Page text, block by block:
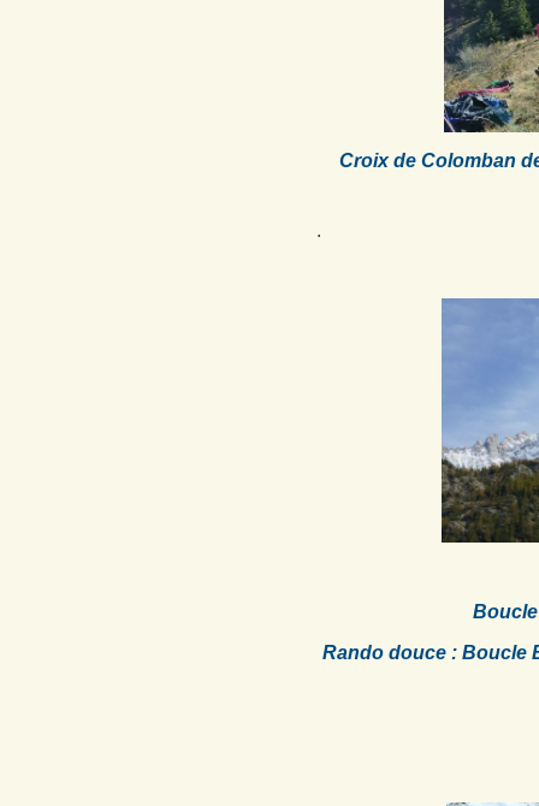
Croix de Colomban
.
Rando douce :